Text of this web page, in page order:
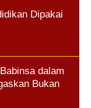
Dipakai
dalam
Bukan